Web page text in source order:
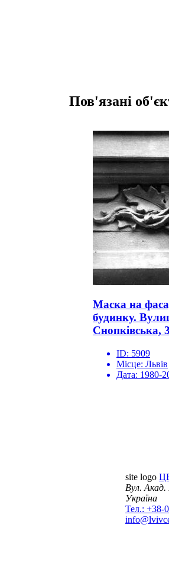
Пов'язані
Маска на
будинку.
Снопківська,
ID: 5909
Місце: Львів
Дата: 1980-
site logo
Вул. Акад.
Україна
Тел.: +38-